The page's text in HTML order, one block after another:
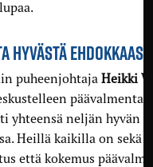
EHDOKKAASTA
puheenjohtaja Heikki
päävalmentajan
yhteensä neljän hyvän
Heillä kaikilla on sekä
että kokemus